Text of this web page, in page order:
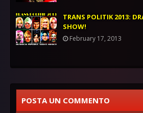
TRANS POLITIK 2013:
SHOW!
February 17, 2013
POSTA UN COMMENTO